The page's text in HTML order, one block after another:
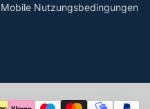
Mobile Nutzungsbedingungen